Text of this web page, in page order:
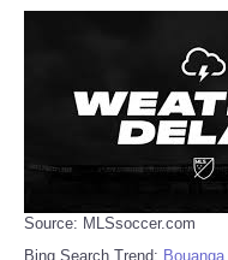
Source: MLSsoccer.com
Bing Search Trend: Bouanga